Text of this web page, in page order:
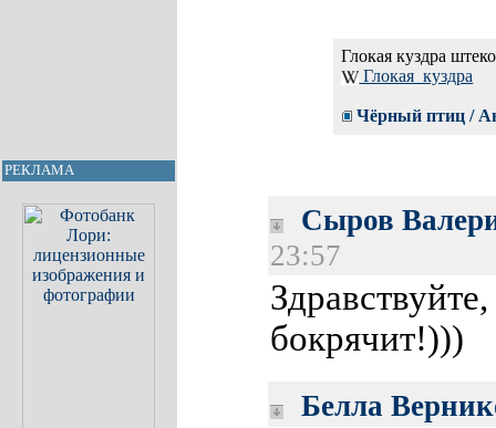
РЕКЛАМА
Глокая куздра
Глокая_куздра
Чёрный птиц /
Сыров
23:57
бокрячит!)))
Белла